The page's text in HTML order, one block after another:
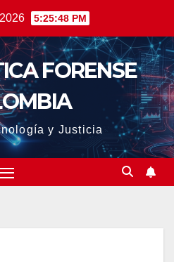
5:25:49 PM
FORENSE
y Justicia